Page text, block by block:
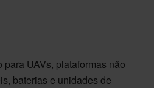
UAVs, plataformas não
baterias e unidades de